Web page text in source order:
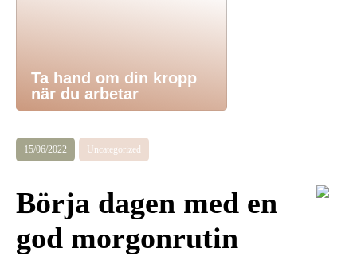
Ta hand om din kropp
när du arbetar
15/06/2022 Uncategorized
Börja dagen med en
god morgonrutin